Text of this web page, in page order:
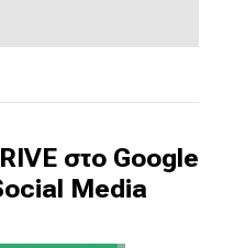
στο Google
Media